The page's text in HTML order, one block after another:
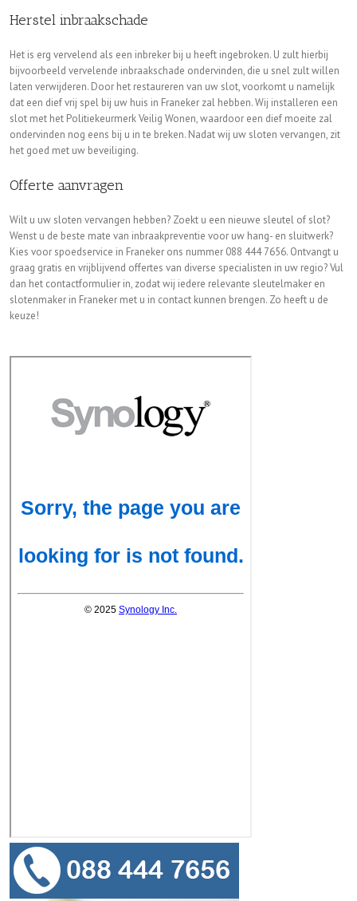
Herstel inbraakschade
Het is erg vervelend als een inbreker bij u heeft ingebroken. U zult hierbij
bijvoorbeeld vervelende inbraakschade ondervinden, die u snel zult willen
laten verwijderen. Door het restaureren van uw slot, voorkomt u namelijk
dat een dief vrij spel bij uw huis in Franeker zal hebben. Wij installeren een
slot met het Politiekeurmerk Veilig Wonen, waardoor een dief moeite zal
ondervinden nog eens bij u in te breken. Nadat wij uw sloten vervangen, zit
het goed met uw beveiliging.
Offerte aanvragen
Wilt u uw sloten vervangen hebben? Zoekt u een nieuwe sleutel of slot?
Wenst u de beste mate van inbraakpreventie voor uw hang- en sluitwerk?
Kies voor spoedservice in Franeker ons nummer 088 444 7656. Ontvangt u
graag gratis en vrijblijvend offertes van diverse specialisten in uw regio? Vul
dan het contactformulier in, zodat wij iedere relevante sleutelmaker en
slotenmaker in Franeker met u in contact kunnen brengen. Zo heeft u de
keuze!